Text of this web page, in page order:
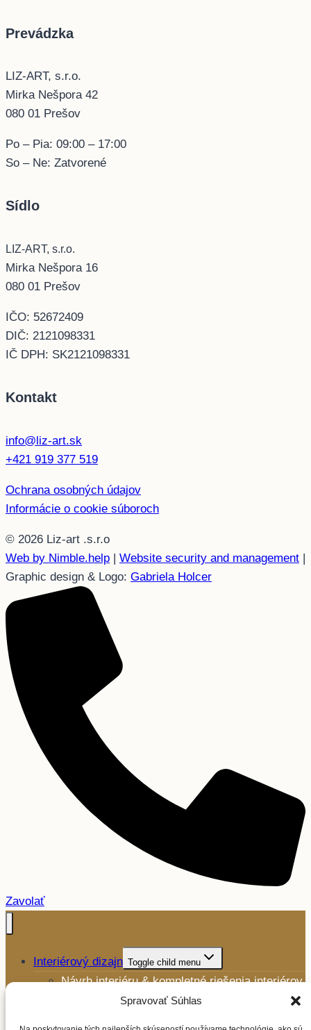
Spravovať Súhlas
Prevádzka
LIZ-ART, s.r.o.
Mirka Nešpora 42
080 01 Prešov
Po – Pia: 09:00 – 17:00
So – Ne: Zatvorené
Sídlo
LIZ-ART, s.r.o.
Mirka Nešpora 16
080 01 Prešov
IČO: 52672409
DIČ: 2121098331
IČ DPH: SK2121098331
Kontakt
info@liz-art.sk
+421 919 377 519
Ochrana osobných údajov
Informácie o cookie súboroch
© 2026 Liz-art .s.r.o
Web by Nimble.help | Website security and management |
Graphic design & Logo: Gabriela Holcer
Zavolať
Interiérový dizajn Toggle child menu
Návrh interiéru & kompletné riešenia interiérov
Výroba a montáž nábytku
Ďalšie služby
Toggle child menu